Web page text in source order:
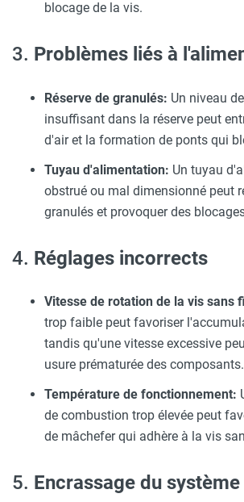
blocage de la vis.
3. Problèmes liés à
Réserve de granulés: Un niveau
insuffisant dans la réserve peut
d'air et la formation de ponts qui
Tuyau d'alimentation: Un tuyau
obstrué ou mal dimensionné peut
granulés et provoquer des
4. Réglages incorrects
Vitesse de rotation de la vis sans
trop faible peut favoriser
tandis qu'une vitesse excessive
usure prématurée des composants.
Température de fonctionnement:
de combustion trop élevée peut
de mâchefer qui adhère à la vis
5. Encrassage du système